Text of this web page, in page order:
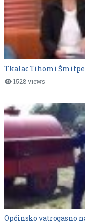
Tkalac Tihomi
1528 views
Općinsko vatrogasno